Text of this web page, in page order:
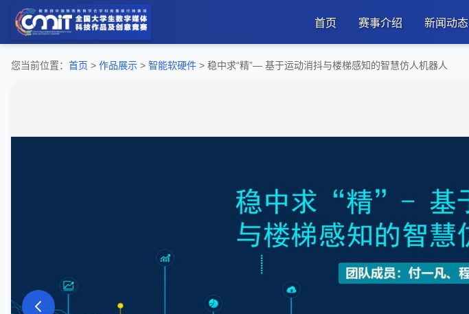
首页 赛事介绍 新闻动态
您当前位置： 首页 > 作品展示 > 智能软硬件 > 稳中求“精”— 基于运动消抖与楼梯感知的智慧仿人机器人